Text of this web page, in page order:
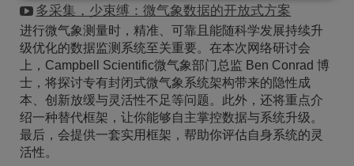
多采集，少束缚：微气象数据的开放式方案
进行微气象测量时，精准、可靠且能随科学发展持续升
级优化的数据监测系统至关重要。在本次网络研讨会
上，Campbell Scientific微气象部门总监 Ben Conrad 博
士，将探讨专有封闭式微气象系统架构带来的隐性成
本、创新放缓与灵活性不足等问题。此外，还将重点介
绍一种替代框架，让你能够自主掌控数据与系统升级。
最后，会提供一套实用框架，帮助你评估自身系统的灵
活性。